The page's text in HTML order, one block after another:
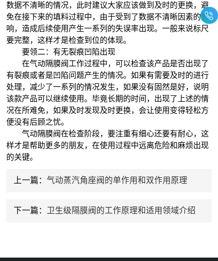
数据不清晰的情况，此时建议大家应该做到及时的更换，避
免在接下来的填料过程中，由于受到了数据不清晰因素的影
响，造成后续使用产生一系列的失误率出现。一般来说标尺
要完整，这样才是检查到位的体现。
要领二：有无裂痕凹陷出现
在气动隔膜阀工作过程中，可以检查该产品是否出现了
有裂痕或者是凹陷问题产生的情况。如果有需要及时的进行
处理，减少了一系列的情况发生，如果没有固然是好，说明
该款产品可以继续使用。毕竟长期的时间，出现了上述的情
况在所难免，如果及时发现及时更换，会让使用变得轻松方
便没有后顾之忧。
气动隔膜阀在检查阶段，要注重有细心还要有耐心，这
样才是帮助更多的朋友，在使用过程中远离危险和麻烦出现
的关键。
上一篇： 气动蒸汽角座阀的单作用和双作用原理
下一篇： 卫生级隔膜阀的工作原理和适用领域介绍